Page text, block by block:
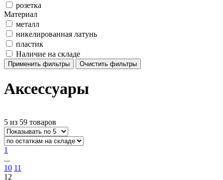
розетка
Материал
металл
никелированная латунь
пластик
Наличие на складе
Применить фильтры Очистить фильтры
Аксессуары
5 из 59 товаров
1
...
10 11
12